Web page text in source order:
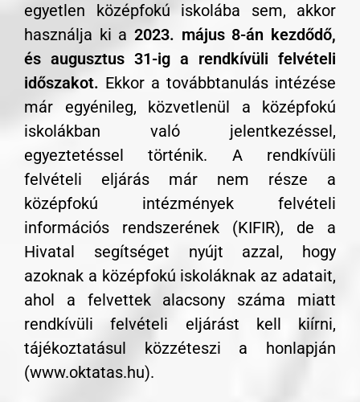
egyetlen középfokú iskolába sem, akkor
használja ki a 2023. május 8-án kezdődő,
és augusztus 31-ig a rendkívüli felvételi
időszakot. Ekkor a továbbtanulás intézése
már egyénileg, közvetlenül a középfokú
iskolákban való jelentkezéssel,
egyeztetéssel történik. A rendkívüli
felvételi eljárás már nem része a
középfokú intézmények felvételi
információs rendszerének (KIFIR), de a
Hivatal segítséget nyújt azzal, hogy
azoknak a középfokú iskoláknak az adatait,
ahol a felvettek alacsony száma miatt
rendkívüli felvételi eljárást kell kiírni,
tájékoztatásul közzéteszi a honlapján
(www.oktatas.hu).